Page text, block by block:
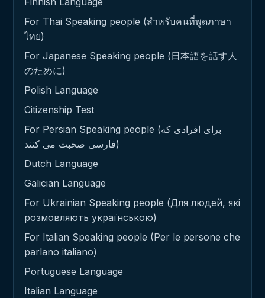
For Thai Speaking people (สำหรับคนที่พูดภาษา
ไทย)
For Japanese Speaking people (日本語を話す人
のために)
Polish Language
Citizenship Test
For Persian Speaking people (برای افرادی که
فارسی صحبت می کنند)
Dutch Language
Galician Language
For Ukrainian Speaking people (Для людей, які
розмовляють українською)
For Italian Speaking people (Per le persone che
parlano italiano)
Portuguese Language
Italian Language